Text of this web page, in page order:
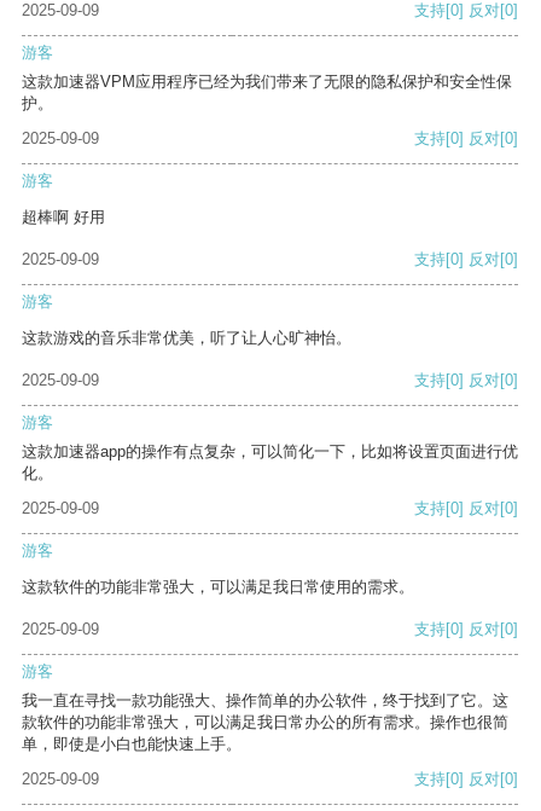
2025-09-09 支持[0] 反对[0]
游客
这款加速器VPM应用程序已经为我们带来了无限的隐私保护和安全性保
护。
2025-09-09
支持[0] 反对[0]
游客
超棒啊 好用
2025-09-09 支持[0] 反对[0]
游客
这款游戏的音乐非常优美，听了让人心旷神怡。
2025-09-09 支持[0] 反对[0]
游客
这款加速器app的操作有点复杂，可以简化一下，比如将设置页面进行优
化。
2025-09-09
支持[0] 反对[0]
游客
这款软件的功能非常强大，可以满足我日常使用的需求。
2025-09-09 支持[0] 反对[0]
游客
我一直在寻找一款功能强大、操作简单的办公软件，终于找到了它。这
款软件的功能非常强大，可以满足我日常办公的所有需求。操作也很简
单，即使是小白也能快速上手。
2025-09-09
支持[0] 反对[0]